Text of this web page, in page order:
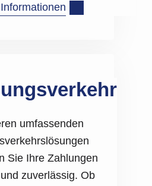
umfassenden
Sie Ihre Zahlungen
zuverlässig. Ob